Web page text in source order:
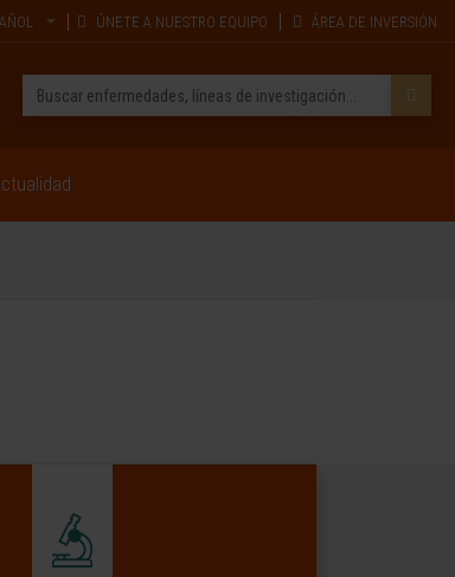
ÚNETE A NUESTRO EQUIPO ÁREA DE INVERSIÓN